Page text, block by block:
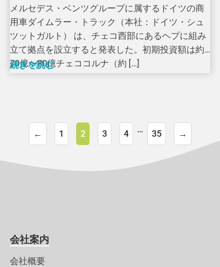
メルセデス・ベンツグループに属するドイツの商
用車ダイムラー・トラック（本社：ドイツ・シュ
ツットガルト） は、チェコ西部にあるヘプに組み
立て拠点を設立すると発表した。初期投資額は約
70億〜80億チェココルナ（約 […]
続きを読む
← 1 2 3 4 … 35 →
会社案内
会社概要